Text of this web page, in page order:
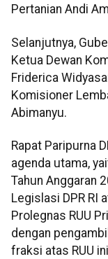
Pertanian Andi
Selanjutnya,
Ketua Dewan
Friderica
Komisioner
Abimanyu.
Rapat Paripurna
agenda utama,
Tahun Anggaran
Legislasi DPR RI
Prolegnas RUU
dengan
fraksi atas RUU